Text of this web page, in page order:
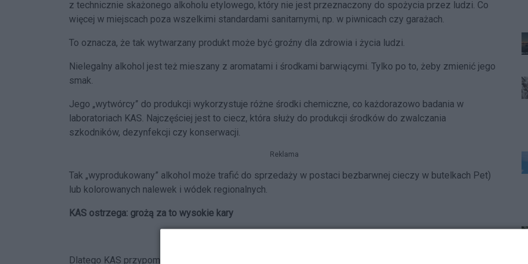
z technicznie skażonego alkoholu etylowego, który nie jest przeznaczony do spożycia przez ludzi. Co
więcej w miejscach poza wszelkimi standardami sanitarnymi, np. w piwnicach czy garażach.
To oznacza, że tak wytwarzany produkt może być groźny dla zdrowia i życia ludzi.
Nielegalny alkohol jest też mieszany z aromatami i środkami barwiącymi. Tylko po to, żeby zmienić jego
smak.
Jego „wytwórcy” do produkcji wykorzystuje różne środki chemiczne, co każdorazowo badania w
laboratoriach KAS. Najczęściej jest to ciecz, która służy do produkcji środków do zwalczania
szkodników, dezynfekcji czy konserwacji.
Reklama
Tak „wyprodukowany” alkohol może trafić do sprzedaży w postaci bezbarwnej cieczy w butelkach Pet)
lub kolorowanych nalewek i wódek regionalnych.
KAS ostrzega: grożą za to wysokie kary
Dlatego KAS przypomina, że sprzedaż alkoholu bez polskich znaków akcyzy jest